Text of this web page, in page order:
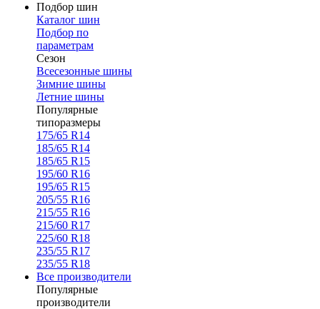
Подбор шин
Каталог шин
Подбор по
параметрам
Сезон
Всесезонные шины
Зимние шины
Летние шины
Популярные
типоразмеры
175/65 R14
185/65 R14
185/65 R15
195/60 R16
195/65 R15
205/55 R16
215/55 R16
215/60 R17
225/60 R18
235/55 R17
235/55 R18
Все производители
Популярные
производители